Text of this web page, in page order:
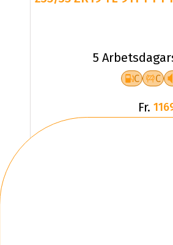
5
C C
Fr.